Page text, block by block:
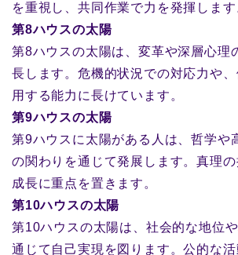
を重視し、共同作業で力を発揮します
第8ハウスの太陽
第8ハウスの太陽は、変革や深層心理
長します。危機的状況での対応力や
用する能力に長けています。
第9ハウスの太陽
第9ハウスに太陽がある人は、哲学や
の関わりを通じて発展します。真理
成長に重点を置きます。
第10ハウスの太陽
第10ハウスの太陽は、社会的な地位
通じて自己実現を図ります。公的な